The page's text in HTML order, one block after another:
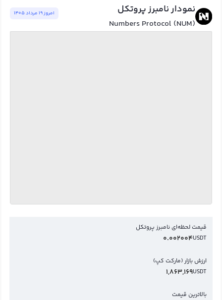
نمودار نامبرز پروتکل
Numbers Protocol (NUM)
امروز ١٩ مرداد ١٤٠٥
قیمت لحظه‌ای نامبرز پروتکل
USDT
0.002004
ارزش بازار (مارکت کپ)
USDT
1,863,169
بالاترین قیمت